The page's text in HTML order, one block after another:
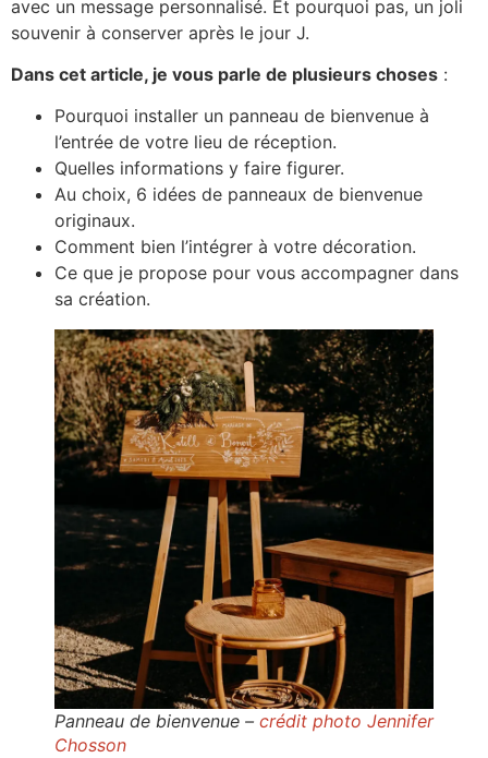
avec un message personnalisé. Et pourquoi pas, un joli
souvenir à conserver après le jour J.
Dans cet article, je vous parle de plusieurs choses :
Pourquoi installer un panneau de bienvenue à
l’entrée de votre lieu de réception.
Quelles informations y faire figurer.
Au choix, 6 idées de panneaux de bienvenue
originaux.
Comment bien l’intégrer à votre décoration.
Ce que je propose pour vous accompagner dans
sa création.
Panneau de bienvenue – crédit photo Jennifer
Chosson